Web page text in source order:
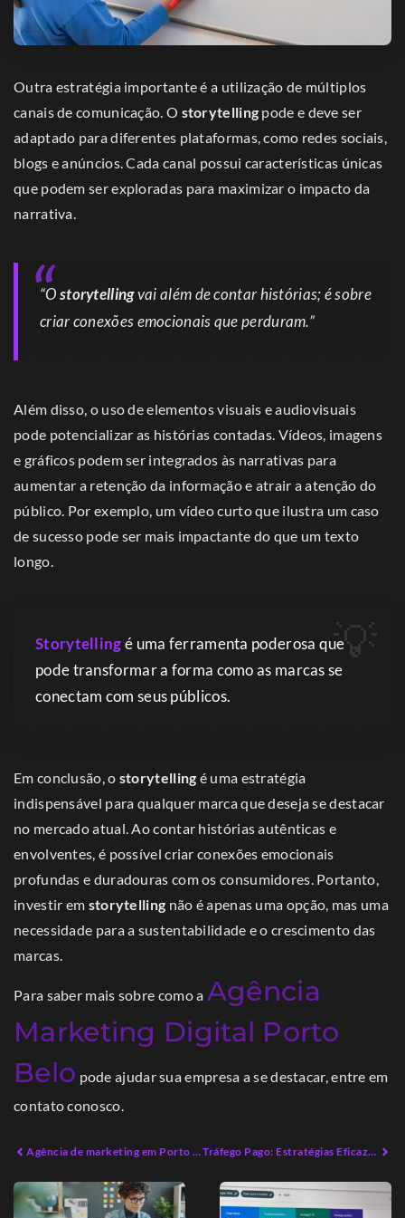
Outra estratégia importante é a utilização de múltiplos
canais de comunicação. O storytelling pode e deve ser
adaptado para diferentes plataformas, como redes sociais,
blogs e anúncios. Cada canal possui características únicas
que podem ser exploradas para maximizar o impacto da
narrativa.
“Ostorytellingvai além de contar histórias; é sobre
criar conexões emocionais que perduram.”
Além disso, o uso de elementos visuais e audiovisuais
pode potencializar as histórias contadas. Vídeos, imagens
e gráficos podem ser integrados às narrativas para
aumentar a retenção da informação e atrair a atenção do
público. Por exemplo, um vídeo curto que ilustra um caso
de sucesso pode ser mais impactante do que um texto
longo.
Storytellingé uma ferramenta poderosa que
pode transformar a forma como as marcas se
conectam com seus públicos.
Em conclusão, o storytelling é uma estratégia
indispensável para qualquer marca que deseja se destacar
no mercado atual. Ao contar histórias autênticas e
envolventes, é possível criar conexões emocionais
profundas e duradouras com os consumidores. Portanto,
investir em storytelling não é apenas uma opção, mas uma
necessidade para a sustentabilidade e o crescimento das
marcas.
Para saber mais sobre como a Agência
Marketing Digital Porto
Belo pode ajudar sua empresa a se destacar, entre em
contato conosco.
Agência de marketing em Porto Belo: Estratégias para Diferenciação e Sucesso Tráfego Pago: Estratégias Eficazes para Resultados Imediatos